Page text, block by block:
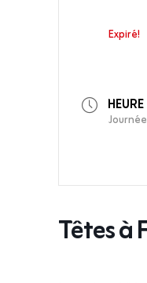
Expiré!
HEURE
Têtes à